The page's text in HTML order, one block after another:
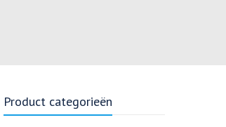
Product categorieën